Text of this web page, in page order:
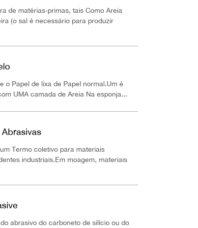
de matérias-primas, tais Como Areia
(o sal é necessário para produzir
o Papel de lixa de Papel normal.Um é
UMA camada de Areia Na esponja...
Termo coletivo para materiais
industriais.Em moagem, materiais
abrasivo do carboneto de silício ou do